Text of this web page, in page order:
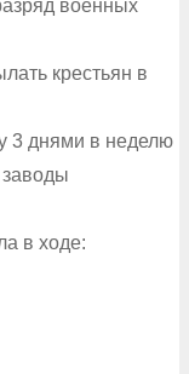
военных
крестьян в
3 днями в неделю
в ходе: